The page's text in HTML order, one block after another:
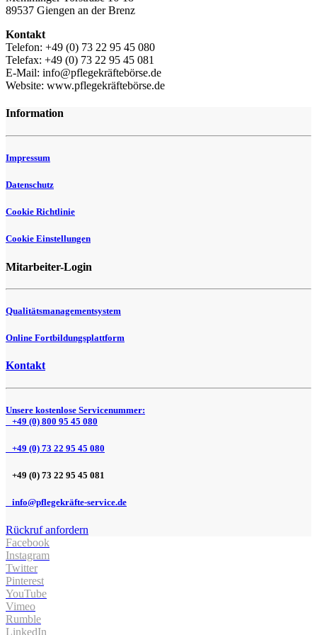
89537 Giengen an der Brenz
Kontakt
Telefon: +49 (0) 73 22 95 45 080
Telefax: +49 (0) 73 22 95 45 081
E-Mail: info@pflegekräftebörse.de
Website: www.pflegekräftebörse.de
Information
Impressum
Datenschutz
Cookie Richtlinie
Cookie Einstellungen
Mitarbeiter-Login
Qualitätsmanagementsystem
Online Fortbildungsplattform
Kontakt
Unsere kostenlose Servicenummer:
+49 (0) 800 95 45 080
+49 (0) 73 22 95 45 080
+49 (0) 73 22 95 45 081
info@pflegekräfte-service.de
Rückruf anfordern
Facebook
Instagram
Twitter
Pinterest
YouTube
Vimeo
Rumble
LinkedIn